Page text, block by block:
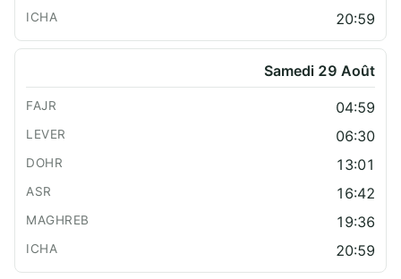
20:59
Samedi 29 Août
04:59
06:30
13:01
16:42
19:36
20:59